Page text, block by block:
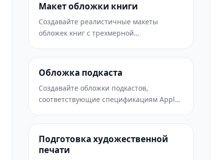
Макет обложки книги
Создавайте реалистичные макеты
обложек книг с трехмерной
фоном образа жизни для авторского
маркетинга и рекламных акций
издателей.
Обложка подкаста
Создавайте обложки подкастов,
соответствующие спецификациям Apple
изоляцией портрета хоста и готовыми к
типографике макетами.
Подготовка художественной
печати